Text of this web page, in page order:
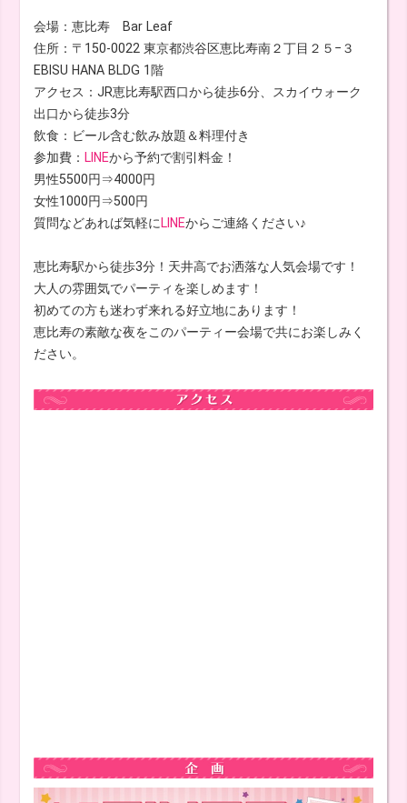
会場：恵比寿 Bar Leaf
住所：〒150-0022 東京都渋谷区恵比寿南２丁目２５−３
EBISU HANA BLDG 1階
アクセス：JR恵比寿駅西口から徒歩6分、スカイウォーク
出口から徒歩3分
飲食：ビール含む飲み放題＆料理付き
参加費：LINEから予約で割引料金！
男性5500円⇒4000円
女性1000円⇒500円
質問などあれば気軽にLINEからご連絡ください♪
恵比寿駅から徒歩3分！天井高でお洒落な人気会場です！
大人の雰囲気でパーティを楽しめます！
初めての方も迷わず来れる好立地にあります！
恵比寿の素敵な夜をこのパーティー会場で共にお楽しみく
ださい。